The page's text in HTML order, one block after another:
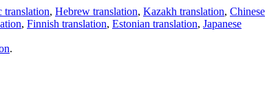
translation, Hebrew translation, Kazakh translation, Chinese
, Finnish translation, Estonian translation, Japanese
.